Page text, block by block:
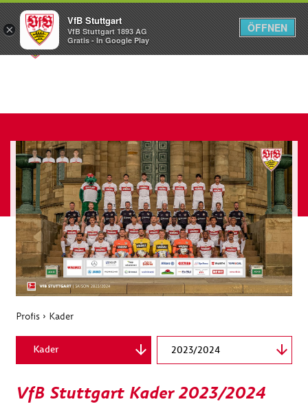
Menü
Profis › Kader
2023/2024
Kader
Statistik
VfB Stuttgart Kader 2023/2024
×
VfB Stuttgart
VfB Stuttgart 1893 AG
Gratis - In Google Play
ÖFFNEN